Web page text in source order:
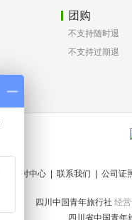
团购
不支持随时退
不支持过期退
支付中心 联系我们 公司证
四川中国青年旅行社 经
四川省中国青年